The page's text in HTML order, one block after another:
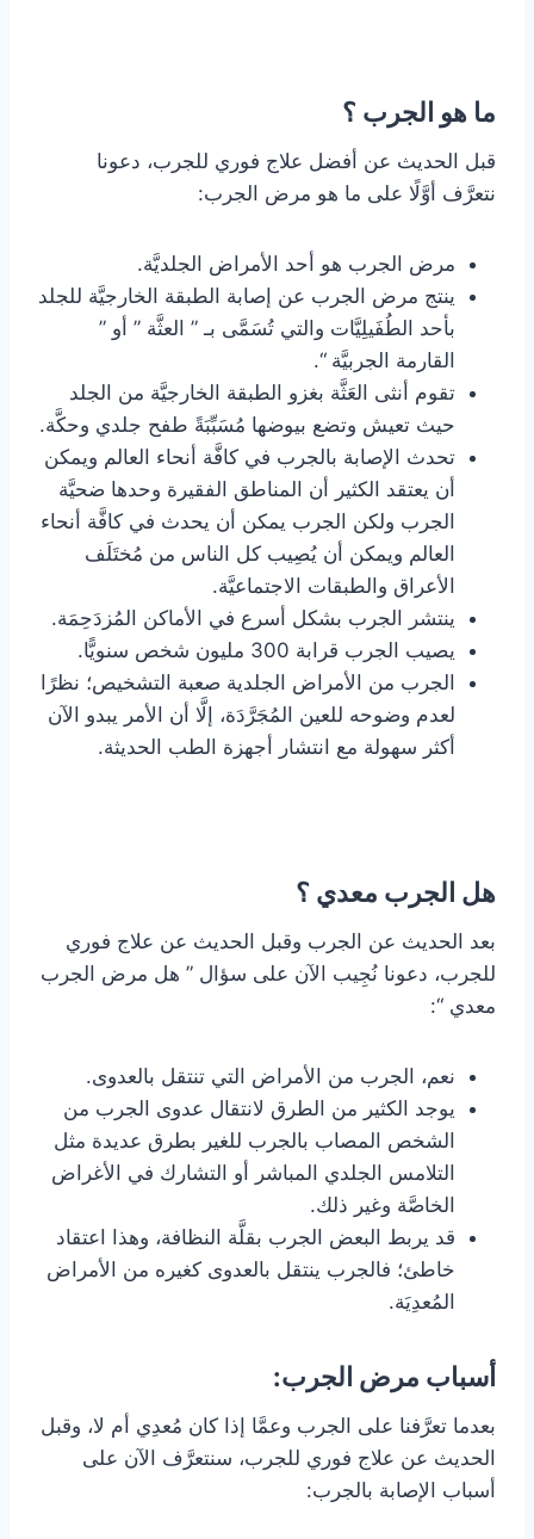
ما هو الجرب ؟
قبل الحديث عن أفضل علاج فوري للجرب، دعونا
نتعرَّف أوَّلًا على ما هو مرض الجرب:
مرض الجرب هو أحد الأمراض الجلديَّة.
ينتج مرض الجرب عن إصابة الطبقة الخارجيَّة للجلد
بأحد الطُفَيلِيَّات والتي تُسَمَّى بـ ” العثَّة ” أو ”
القارمة الجربيَّة “.
تقوم أنثى العَثَّة بغزو الطبقة الخارجيَّة من الجلد
حيث تعيش وتضع بيوضها مُسَبِّبَةً طفح جلدي وحكَّة.
تحدث الإصابة بالجرب في كافَّة أنحاء العالم ويمكن
أن يعتقد الكثير أن المناطق الفقيرة وحدها ضحيَّة
الجرب ولكن الجرب يمكن أن يحدث في كافَّة أنحاء
العالم ويمكن أن يُصِيب كل الناس من مُختَلَف
الأعراق والطبقات الاجتماعيَّة.
ينتشر الجرب بشكل أسرع في الأماكن المُزدَحِمَة.
يصيب الجرب قرابة 300 مليون شخص سنويًّا.
الجرب من الأمراض الجلدية صعبة التشخيص؛ نظرًا
لعدم وضوحه للعين المُجَرَّدَة، إلَّا أن الأمر يبدو الآن
أكثر سهولة مع انتشار أجهزة الطب الحديثة.
هل الجرب معدي ؟
بعد الحديث عن الجرب وقبل الحديث عن علاج فوري
للجرب، دعونا نُجِيب الآن على سؤال ” هل مرض الجرب
معدي “:
نعم، الجرب من الأمراض التي تنتقل بالعدوى.
يوجد الكثير من الطرق لانتقال عدوى الجرب من
الشخص المصاب بالجرب للغير بطرق عديدة مثل
التلامس الجلدي المباشر أو التشارك في الأغراض
الخاصَّة وغير ذلك.
قد يربط البعض الجرب بقلَّة النظافة، وهذا اعتقاد
خاطئ؛ فالجرب ينتقل بالعدوى كغيره من الأمراض
المُعدِيَة.
أسباب مرض الجرب:
بعدما تعرَّفنا على الجرب وعمَّا إذا كان مُعدِي أم لا، وقبل
الحديث عن علاج فوري للجرب، سنتعرَّف الآن على
أسباب الإصابة بالجرب: